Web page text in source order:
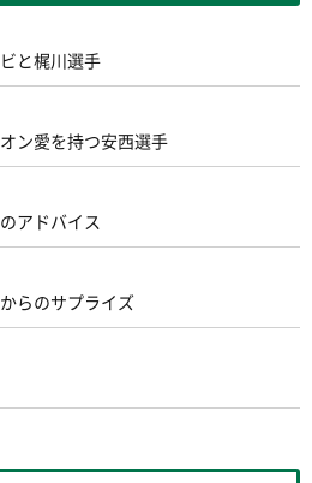
と梶川選手
ン愛を持つ安西選手
アドバイス
らのサプライズ